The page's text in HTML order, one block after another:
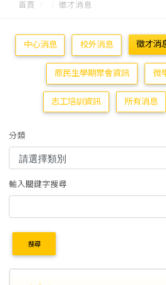
首頁 徵才消息
中心消息 校外消息 徵才消
原民生學期聚會資訊 微
志工培訓資訊 所有消息
分類
輸入關鍵字搜尋
搜尋